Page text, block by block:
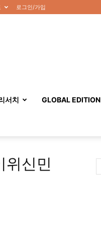
로그인/가입
서치 GLOBAL EDITION
신민